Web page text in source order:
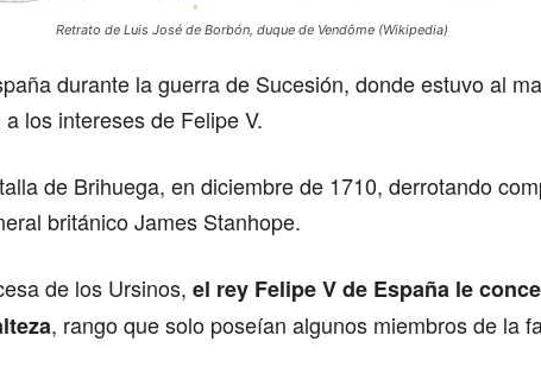
Retrato de Luis José de Borbón, duque de Vendôme (Wikipedia)
durante la guerra de Sucesión, donde estuvo al
los intereses de Felipe V.
de Brihuega, en diciembre de 1710, derrotando
británico James Stanhope.
de los Ursinos, el rey Felipe V de España le
, rango que solo poseían algunos miembros de la